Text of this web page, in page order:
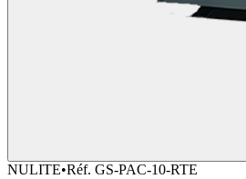
NULITE•Réf. GS-PAC-10-RTE